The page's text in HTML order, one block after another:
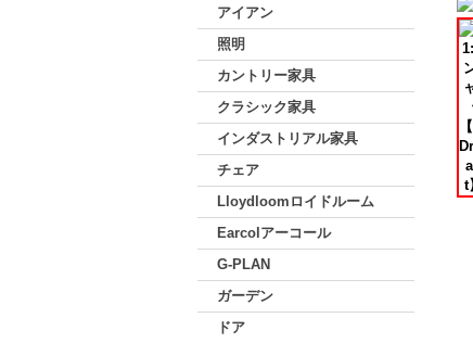
アイアン
照明
カントリー家具
クラシック家具
インダストリアル家具
チェア
Lloydloomロイドルーム
Earcolアーコール
G-PLAN
ガーデン
ドア